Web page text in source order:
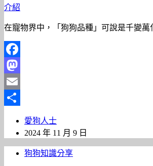
在寵物界中，「狗狗品種」可說是千變
Facebook
Mastodon
Email
愛狗人士
2024 年 11 月 9 日
狗狗知識分享